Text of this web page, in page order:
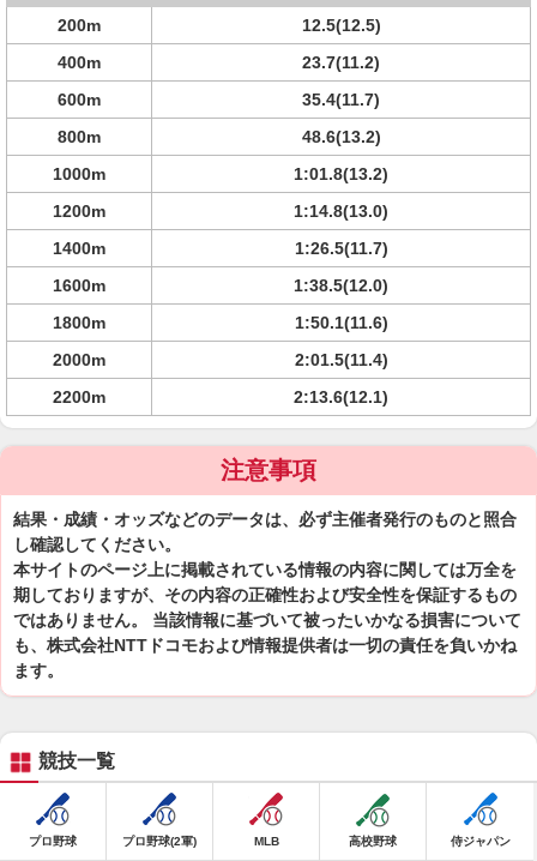
200m
12.5(12.5)
400m
23.7(11.2)
600m
35.4(11.7)
800m
48.6(13.2)
1000m
1:01.8(13.2)
1200m
1:14.8(13.0)
1400m
1:26.5(11.7)
1600m
1:38.5(12.0)
1800m
1:50.1(11.6)
2000m
2:01.5(11.4)
2200m
2:13.6(12.1)
注意事項
結果・成績・オッズなどのデータは、必ず主催者発行のものと照合
し確認してください。
本サイトのページ上に掲載されている情報の内容に関しては万全を
期しておりますが、その内容の正確性および安全性を保証するもの
ではありません。 当該情報に基づいて被ったいかなる損害について
も、株式会社NTTドコモおよび情報提供者は一切の責任を負いかね
ます。
競技一覧
プロ野球 プロ野球(2軍) MLB 高校野球 侍ジャパン